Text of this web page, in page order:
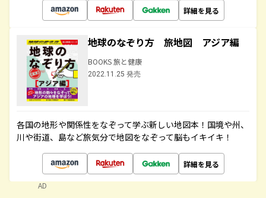
詳細を見る
地球のなぞり方 旅地図 アジア編
BOOKS 旅と健康
2022.11.25 発売
各国の地形や関係性をなぞって学ぶ新しい地図本！国境や州、
川や街道、島など旅気分で地図をなぞって脳もイキイキ！
詳細を見る
AD